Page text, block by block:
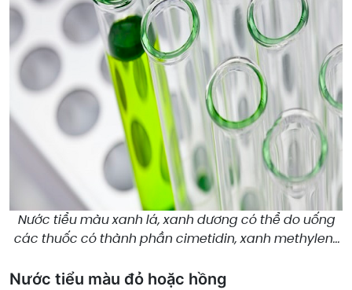
Nước tiểu màu xanh lá, xanh dương có thể do uống
các thuốc có thành phần cimetidin, xanh methylen...
Nước tiểu màu đỏ hoặc hồng